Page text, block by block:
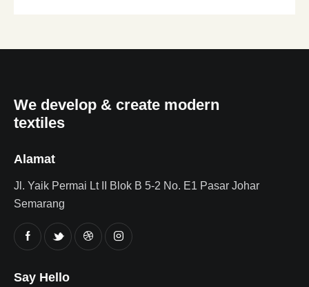
We develop & create modern
textiles
Alamat
Jl. Yaik Permai Lt II Blok B 5-2 No. E1 Pasar Johar
Semarang
Say Hello